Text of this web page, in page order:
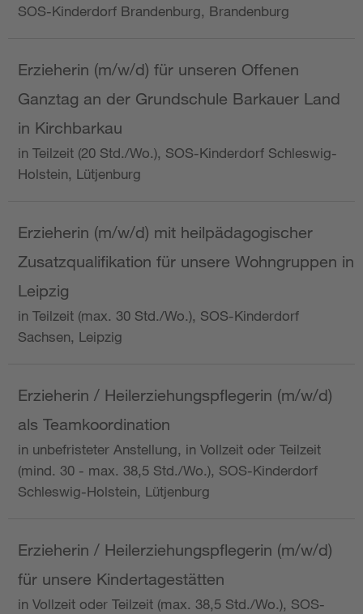
SOS-Kinderdorf Brandenburg, Brandenburg
Erzieherin (m/w/d) für unseren Offenen
Ganztag an der Grundschule Barkauer Land
in Kirchbarkau
in Teilzeit (20 Std./Wo.), SOS-Kinderdorf Schleswig-
Holstein, Lütjenburg
Erzieherin (m/w/d) mit heilpädagogischer
Zusatzqualifikation für unsere Wohngruppen in
Leipzig
in Teilzeit (max. 30 Std./Wo.), SOS-Kinderdorf
Sachsen, Leipzig
Erzieherin / Heilerziehungspflegerin (m/w/d)
als Teamkoordination
in unbefristeter Anstellung, in Vollzeit oder Teilzeit
(mind. 30 - max. 38,5 Std./Wo.), SOS-Kinderdorf
Schleswig-Holstein, Lütjenburg
Erzieherin / Heilerziehungspflegerin (m/w/d)
für unsere Kindertagestätten
in Vollzeit oder Teilzeit (max. 38,5 Std./Wo.), SOS-